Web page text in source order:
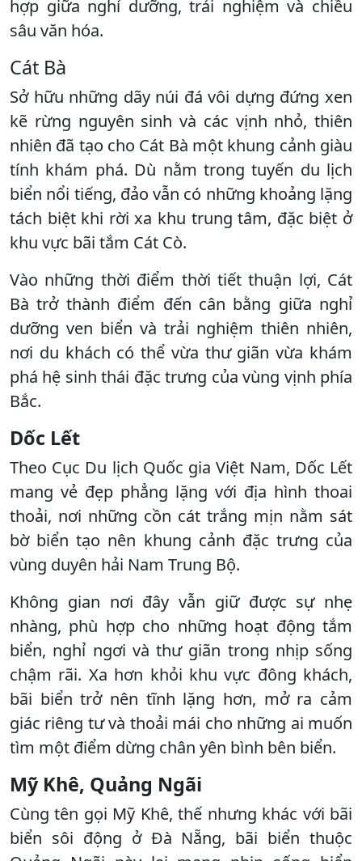
hợp giữa nghỉ dưỡng, trải nghiệm và chiều
sâu văn hóa.
Cát Bà
Sở hữu những dãy núi đá vôi dựng đứng xen
kẽ rừng nguyên sinh và các vịnh nhỏ, thiên
nhiên đã tạo cho Cát Bà một khung cảnh giàu
tính khám phá. Dù nằm trong tuyến du lịch
biển nổi tiếng, đảo vẫn có những khoảng lặng
tách biệt khi rời xa khu trung tâm, đặc biệt ở
khu vực bãi tắm Cát Cò.
Vào những thời điểm thời tiết thuận lợi, Cát
Bà trở thành điểm đến cân bằng giữa nghỉ
dưỡng ven biển và trải nghiệm thiên nhiên,
nơi du khách có thể vừa thư giãn vừa khám
phá hệ sinh thái đặc trưng của vùng vịnh phía
Bắc.
Dốc Lết
Theo Cục Du lịch Quốc gia Việt Nam, Dốc Lết
mang vẻ đẹp phẳng lặng với địa hình thoai
thoải, nơi những cồn cát trắng mịn nằm sát
bờ biển tạo nên khung cảnh đặc trưng của
vùng duyên hải Nam Trung Bộ.
Không gian nơi đây vẫn giữ được sự nhẹ
nhàng, phù hợp cho những hoạt động tắm
biển, nghỉ ngơi và thư giãn trong nhịp sống
chậm rãi. Xa hơn khỏi khu vực đông khách,
bãi biển trở nên tĩnh lặng hơn, mở ra cảm
giác riêng tư và thoải mái cho những ai muốn
tìm một điểm dừng chân yên bình bên biển.
Mỹ Khê, Quảng Ngãi
Cùng tên gọi Mỹ Khê, thế nhưng khác với bãi
biển sôi động ở Đà Nẵng, bãi biển thuộc